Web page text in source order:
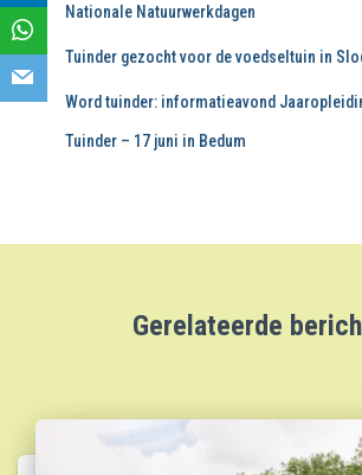
Nationale Natuurwerkdagen
Tuinder gezocht voor de voedseltuin in
Word tuinder: informatieavond
Tuinder – 17 juni in Bedum
Gerelateerde